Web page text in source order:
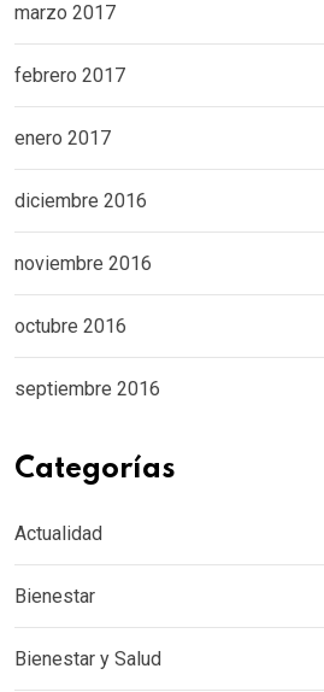
marzo 2017
febrero 2017
enero 2017
diciembre 2016
noviembre 2016
octubre 2016
septiembre 2016
Categorías
Actualidad
Bienestar
Bienestar y Salud